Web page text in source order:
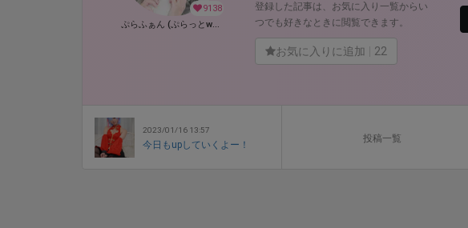
9138
ぷらふぁん (ぷらっとwolf)
登録した記事は、お気に入り一覧からい
つでも好きなときに閲覧できます。
お気に入りに追加 22
2023/01/16 13:57
今日もupしていくよー！
投稿一覧